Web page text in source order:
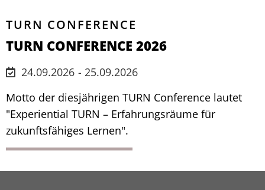
TURN CONFERENCE
TURN CONFERENCE 2026
24.09.2026 - 25.09.2026
Motto der diesjährigen TURN Conference lautet
"Experiential TURN – Erfahrungsräume für
zukunftsfähiges Lernen".